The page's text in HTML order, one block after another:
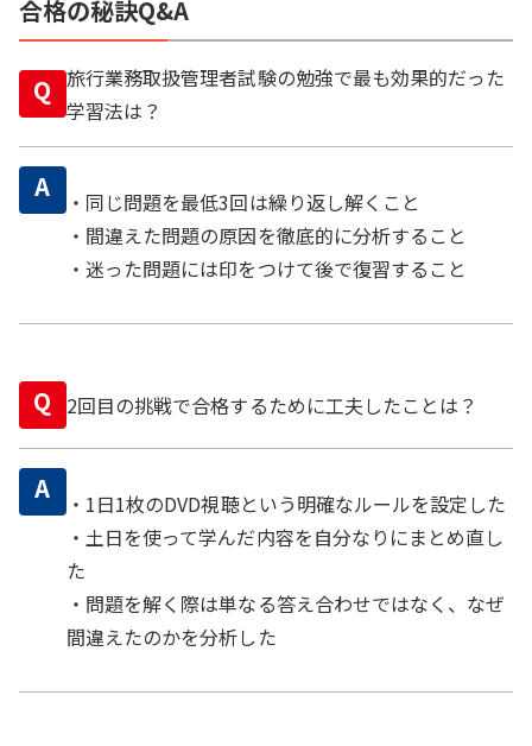
合格の秘訣Q&A
Q 旅行業務取扱管理者試験の勉強で最も効果的だった
学習法は？
A
・同じ問題を最低3回は繰り返し解くこと
・間違えた問題の原因を徹底的に分析すること
・迷った問題には印をつけて後で復習すること
Q 2回目の挑戦で合格するために工夫したことは？
A
・1日1枚のDVD視聴という明確なルールを設定した
・土日を使って学んだ内容を自分なりにまとめ直し
た
・問題を解く際は単なる答え合わせではなく、なぜ
間違えたのかを分析した